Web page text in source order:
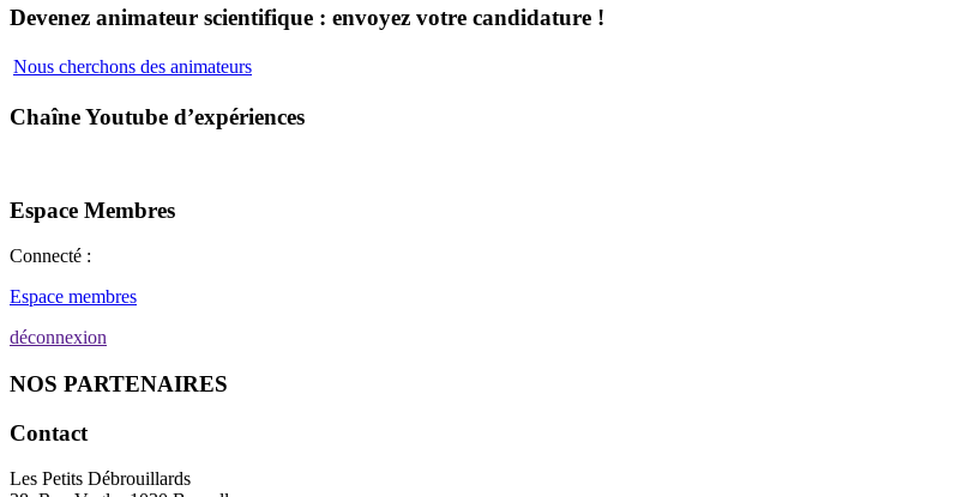
Devenez animateur scientifique : envoyez votre candidature !
Nous cherchons des animateurs
Chaîne Youtube d’expériences
Espace Membres
Connecté :
Espace membres
déconnexion
NOS PARTENAIRES
Contact
Les Petits Débrouillards